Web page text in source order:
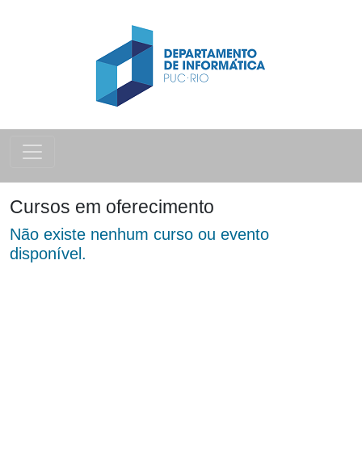
Cursos em oferecimento
Não existe nenhum curso ou evento
disponível.